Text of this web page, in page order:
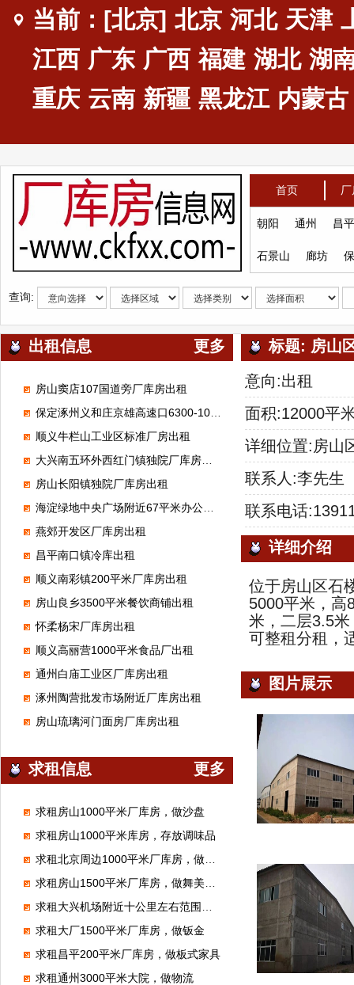
当前：[北京] 北京 河北 天津
江西 广东 广西 福建 湖北 湖
重庆 云南 新疆 黑龙江 内蒙古
首页
朝阳 通州 昌平
石景山 廊坊
查询:
出租信息 更多
房山窦店107国道旁厂库房出租
保定涿州义和庄京雄高速口6300-100000平米标准高台库出租
顺义牛栏山工业区标准厂房出租
大兴南五环外西红门镇独院厂库房出租
房山长阳镇独院厂库房出租
海淀绿地中央广场附近67平米办公室出租
燕郊开发区厂库房出租
昌平南口镇冷库出租
顺义南彩镇200平米厂库房出租
房山良乡3500平米餐饮商铺出租
怀柔杨宋厂库房出租
顺义高丽营1000平米食品厂出租
通州白庙工业区厂库房出租
涿州陶营批发市场附近厂库房出租
房山琉璃河门面房厂库房出租
求租信息 更多
求租房山1000平米厂库房，做沙盘
求租房山1000平米库房，存放调味品
求租北京周边1000平米厂库房，做腻子粉
求租房山1500平米厂库房，做舞美展览
求租大兴机场附近十公里左右范围库房厂房1000平米左右能进大车的
求租大厂1500平米厂库房，做钣金
求租昌平200平米厂库房，做板式家具
求租通州3000平米大院，做物流
标题: 房山
意向:出租
面积:12000平
详细位置:房山
联系人:李先生
联系电话
详细介绍
位于房山区石
5000平米，高
米，二层3.5
可整租分租，
图片展示